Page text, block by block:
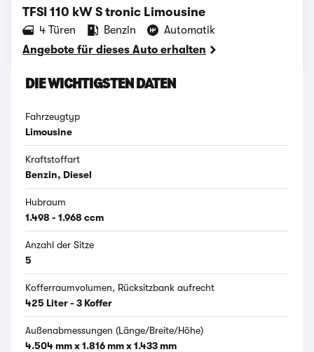
TFSI 110 kW S tronic Limousine
‪4‬ Türen Benzin
Automatik
Angebote für dieses Auto erhalten
DIE WICHTIGSTEN DATEN
Fahrzeugtyp
Limousine
Kraftstoffart
Benzin, Diesel
Hubraum
1.498 - 1.968 ccm
Anzahl der Sitze
5
Kofferraumvolumen, Rücksitzbank aufrecht
425 Liter - 3 Koffer
Außenabmessungen (Länge/Breite/Höhe)
4.504 mm x 1.816 mm x 1.433 mm